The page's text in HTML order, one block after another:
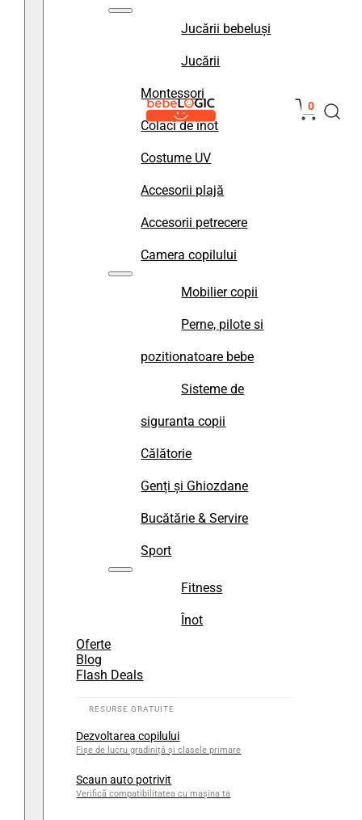
Jucării bebeluși
Jucării
Montessori
Colaci de înot
Costume UV
Accesorii plajă
Accesorii petrecere
Camera copilului
Mobilier copii
Perne, pilote si
pozitionatoare bebe
Sisteme de
siguranta copii
Călătorie
Genți și Ghiozdane
Bucătărie & Servire
Sport
Fitness
Înot
Oferte
Blog
Flash Deals
Dezvoltarea copilului
Fișe de lucru gradiniță și clasele primare
Scaun auto potrivit
Verifică compatibilitatea cu mașina ta
0